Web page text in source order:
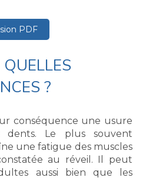
PDF
?
conséquence une usure
dents. Le plus souvent
une fatigue des muscles
au réveil. Il peut
aussi bien que les